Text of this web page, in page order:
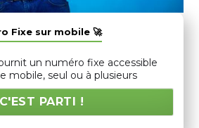
Fixe sur mobile 🚀
un numéro fixe accessible
mobile, seul ou à plusieurs
C'EST PARTI !